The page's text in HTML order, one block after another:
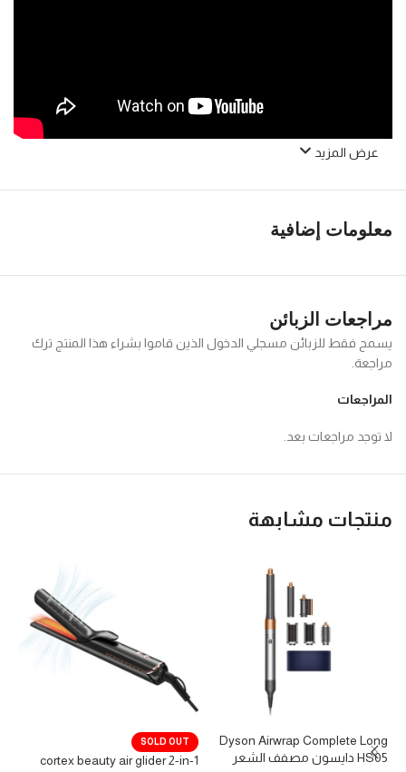
عرض المزيد
معلومات إضافية
مراجعات الزبائن
المراجعات
لا توجد مراجعات بعد.
يسمح فقط للزبائن مسجلي الدخول الذين قاموا بشراء هذا المنتج ترك
مراجعة.
منتجات مشابهة
Dyson Airwrap Complete Long
HS05 دايسون مصفف الشعر
SOLD OUT
cortex beauty air glider 2-in-1